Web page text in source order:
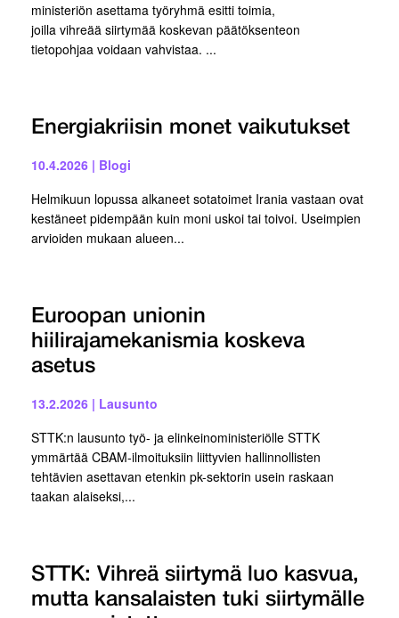
ministeriön asettama työryhmä esitti toimia,
joilla vihreää siirtymää koskevan päätöksenteon
tietopohjaa voidaan vahvistaa. ...
Energiakriisin monet vaikutukset
10.4.2026 | Blogi
Helmikuun lopussa alkaneet sotatoimet Irania vastaan ovat
kestäneet pidempään kuin moni uskoi tai toivoi. Useimpien
arvioiden mukaan alueen...
Euroopan unionin
hiilirajamekanismia koskeva
asetus
13.2.2026 | Lausunto
STTK:n lausunto työ- ja elinkeinoministeriölle STTK
ymmärtää CBAM-ilmoituksiin liittyvien hallinnollisten
tehtävien asettavan etenkin pk-sektorin usein raskaan
taakan alaiseksi,...
STTK: Vihreä siirtymä luo kasvua,
mutta kansalaisten tuki siirtymälle